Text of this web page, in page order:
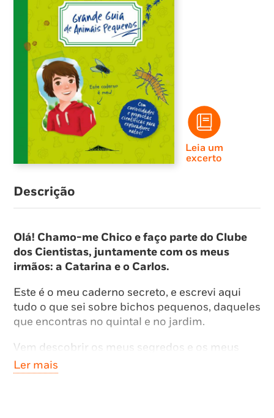
Leia um
excerto
Descrição
Olá! Chamo-me Chico e faço parte do Clube
dos Cientistas, juntamente com os meus
irmãos: a Catarina e o Carlos.
Este é o meu caderno secreto, e escrevi aqui
tudo o que sei sobre bichos pequenos, daqueles
que encontras no quintal e no jardim.
Vem descobrir os meus segredos e os meus
truques de exploração da natureza.
Ler mais